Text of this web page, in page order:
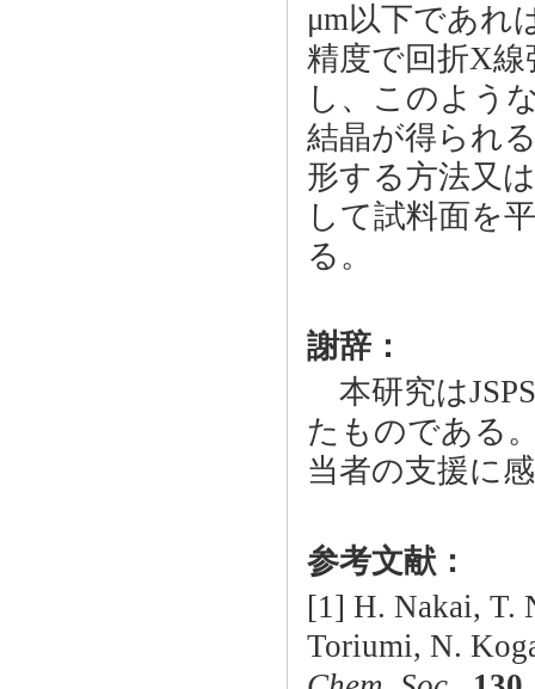
μm以下であれ
精度で回折X
し、このよう
結晶が得られ
形する方法又
して試料面を
る。
謝辞：
本研究は
たものである
当者の支援に
参考文献：
[1] H. Nakai, T.
Toriumi, N.